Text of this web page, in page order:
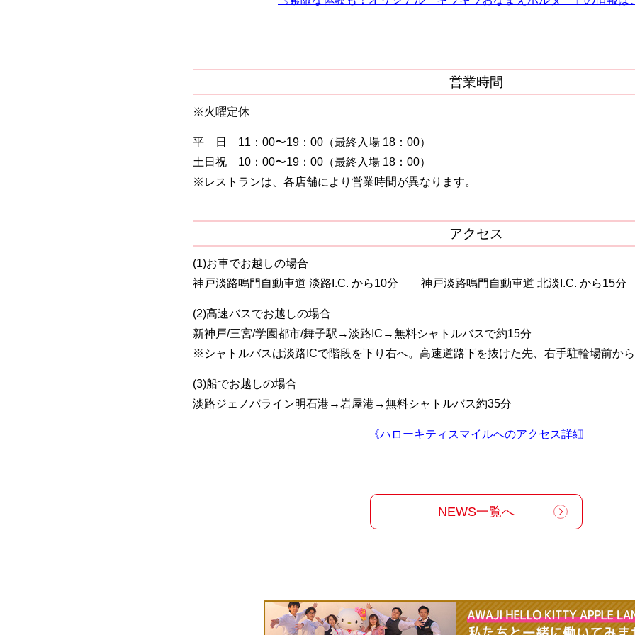
営業時間
※火曜定休
平 日 11：00〜19：00（最終入場 18：00）
土日祝 10：00〜19：00（最終入場 18：00）
※レストランは、各店舗により営業時間が異なります。
アクセス
(1)お車でお越しの場合
神戸淡路鳴門自動車道 淡路I.C. から10分 神戸淡路鳴門自動車道 北淡I.C. から15分
(2)高速バスでお越しの場合
新神戸/三宮/学園都市/舞子駅→淡路IC→無料シャトルバスで約15分
※シャトルバスは淡路ICで階段を下り右へ。高速道路下を抜けた先、右手駐輪場前か
(3)船でお越しの場合
淡路ジェノバライン明石港→岩屋港→無料シャトルバス約35分
《ハローキティスマイルへのアクセス詳細
NEWS一覧へ